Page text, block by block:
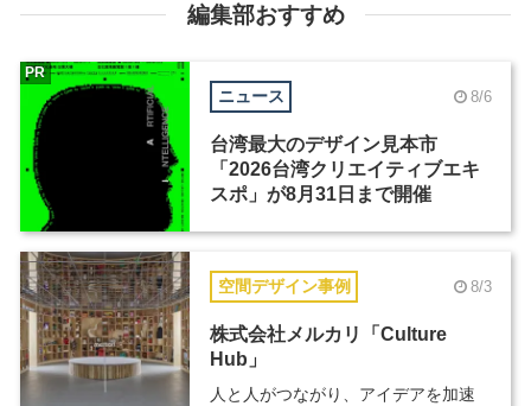
編集部おすすめ
ニュース 8/6
台湾最大のデザイン見本市
「2026台湾クリエイティブエキ
スポ」が8月31日まで開催
PR
空間デザイン事例 8/3
株式会社メルカリ「Culture
Hub」
人と人がつながり、アイデアを加速